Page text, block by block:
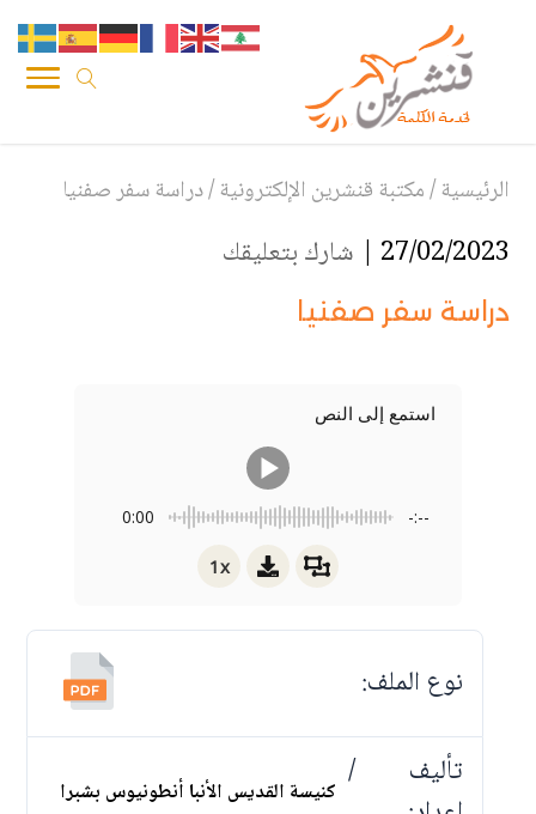
الرئيسية/مكتبة قنشرين الإلكترونية/دراسة سفر صفنيا
27/02/2023 | شارك بتعليقك
دراسة سفر صفنيا
استمع إلى النص
0:00 -:--
1x
نوع الملف:
تأليف / كنيسة القديس الأنبا أنطونيوس بشبرا